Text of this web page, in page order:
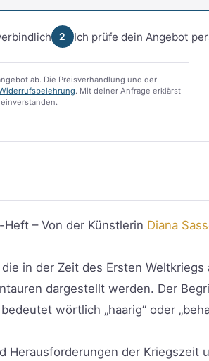
2 Ich prüfe dein Angebot
ab. Die Preisverhandlung und der
. Mit deiner Anfrage erklärst
einverstanden.
Heft – Von der Künstlerin Diana
in der Zeit des Ersten
dargestellt werden. Der
wörtlich „haarig“ oder
Herausforderungen der